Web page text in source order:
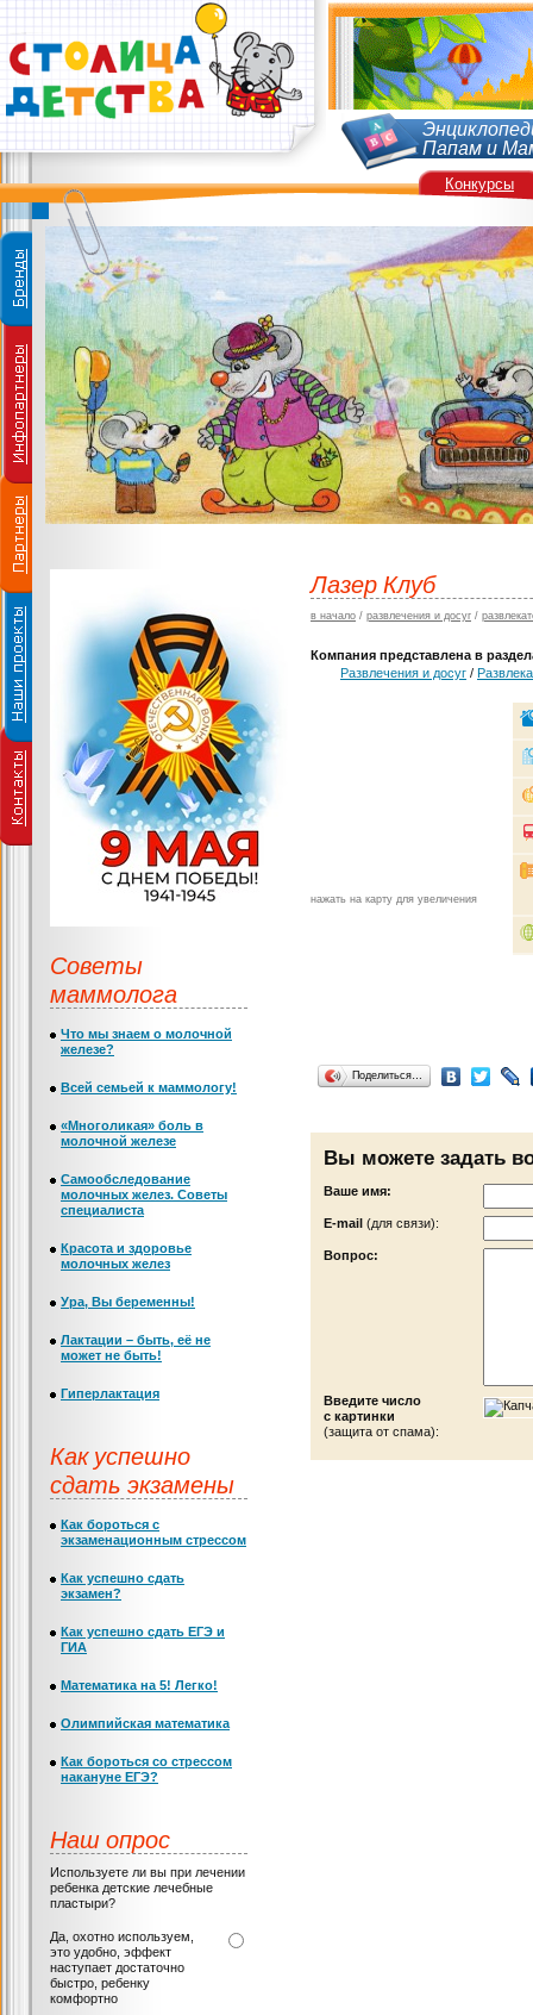
Папам и
Лазер Клуб
в начало / развлечения и досуг /
Компания представлена в
Развлечения и досуг /
нажать на карту для увеличения
Поделиться…
Вы можете задать
Ваше имя:
Е-mail (для связи):
Вопрос:
Введите число
с картинки
(защита от спама):
Советы
маммолога
Что мы знаем о молочной
железе?
Всей семьей к маммологу!
«Многоликая» боль в
молочной железе
Самообследование
молочных желез. Советы
специалиста
Красота и здоровье
молочных желез
Ура, Вы беременны!
Лактации – быть, её не
может не быть!
Гиперлактация
Как успешно
сдать экзамены
Как бороться с
экзаменационным стрессом
Как успешно сдать
экзамен?
Как успешно сдать ЕГЭ и
ГИА
Математика на 5! Легко!
Олимпийская математика
Как бороться со стрессом
накануне ЕГЭ?
Наш опрос
Используете ли вы при лечении
ребенка детские лечебные
пластыри?
Да, охотно используем,
это удобно, эффект
наступает достаточно
быстро, ребенку
комфортно
Конкурсы